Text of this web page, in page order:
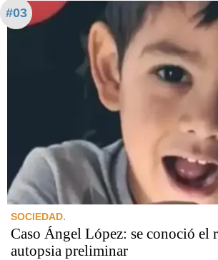
#03
SOCIEDAD.
Caso Ángel López: se conoció el
autopsia preliminar